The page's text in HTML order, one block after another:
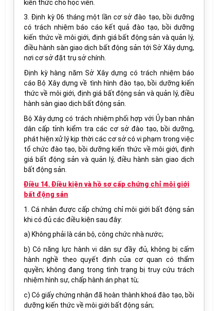
kiến thức cho học viên.
3. Định kỳ 06 tháng một lần cơ sở đào tạo, bồi dưỡng
có trách nhiệm báo cáo kết quả đào tạo, bồi dưỡng
kiến thức về môi giới, định giá bất động sản và quản lý,
điều hành sàn giao dịch bất động sản tới Sở Xây dựng,
nơi cơ sở đặt trụ sở chính.
Định kỳ hàng năm Sở Xây dựng có trách nhiệm báo
cáo Bộ Xây dựng về tình hình đào tạo, bồi dưỡng kiến
thức về môi giới, định giá bất động sản và quản lý, điều
hành sàn giao dịch bất động sản.
Bộ Xây dựng có trách nhiệm phối hợp với Ủy ban nhân
dân cấp tỉnh kiểm tra các cơ sở đào tạo, bồi dưỡng,
phát hiện xử lý kịp thời các cơ sở có vi phạm trong việc
tổ chức đào tạo, bồi dưỡng kiến thức về môi giới, định
giá bất động sản và quản lý, điều hành sàn giao dịch
bất động sản.
Điều 14. Điều kiện và hồ sơ cấp chứng chỉ môi giới
bất động sản
1. Cá nhân được cấp chứng chỉ môi giới bất động sản
khi có đủ các điều kiện sau đây:
a) Không phải là cán bộ, công chức nhà nước;
b) Có năng lực hành vi dân sự đầy đủ, không bị cấm
hành nghề theo quyết định của cơ quan có thẩm
quyền; không đang trong tình trạng bị truy cứu trách
nhiệm hình sự, chấp hành án phạt tù;
c) Có giấy chứng nhận đã hoàn thành khoá đào tạo, bồi
dưỡng kiến thức về môi giới bất động sản;